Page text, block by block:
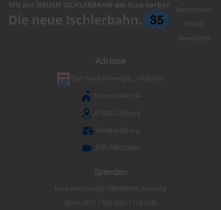
Datenschutz
Projekt
Newsletter
Adresse
Club Salzkammergut Lokalbahn
Moosstraße 154
A-5020 Salzburg
info@skglb.org
ZVR: 748121403
Spenden
Bankverbindung: OBERBANK Salzburg
IBAN: AT91 1509 0001 1114 3145